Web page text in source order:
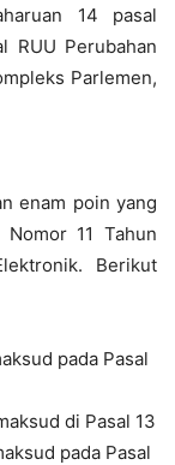
14 pasal
RUU Perubahan
Parlemen,
enam poin yang
11 Tahun
Berikut
pada Pasal
di Pasal 13
pada Pasal